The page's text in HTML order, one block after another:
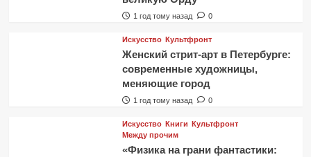
1 год тому назад 0
Искусство Культфронт
Женский стрит-арт в Петербурге:
современные художницы,
меняющие город
1 год тому назад 0
Искусство Книги Культфронт
Между прочим
«Физика на грани фантастики: